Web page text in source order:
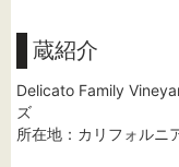
蔵紹介
Delicato Family
ズ
所在地：カリフォルニ